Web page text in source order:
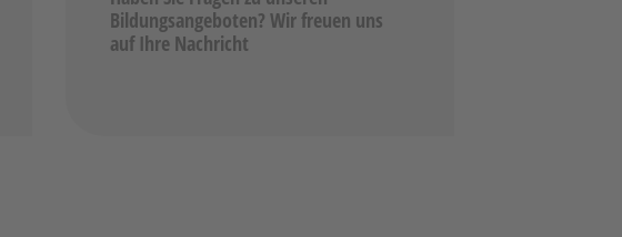
Bildungsangeboten? Wir freuen uns
auf Ihre Nachricht